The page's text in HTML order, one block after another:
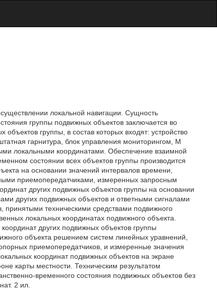
локальной навигации. Сущность
группы подвижных объектов заключается во
группы, в состав которых входят: устройство
гарнитура, блок управления мониторингом, M
локальными координатами. Обеспечение взаимной
состоянии всех объектов группы производится
на основании значений интервалов времени,
приемопередатчиками, измеренных запросным
других подвижных объектов группы на основании
других подвижных объектов и ответными сигналами
принятыми техническими средствами подвижного
локальных координатах подвижного объекта.
других подвижных объектов группы
объекта решением систем линейных уравнений,
приемопередатчиков, и измеренные значения
координат подвижных объектов на экране
карты местности. Техническим результатом
временного состояния подвижных объектов без
2 ил.